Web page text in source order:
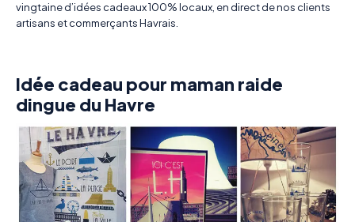
vingtaine d’idées cadeaux 100% locaux, en direct de nos clients
artisans et commerçants Havrais.
Idée cadeau pour maman raide
dingue du Havre